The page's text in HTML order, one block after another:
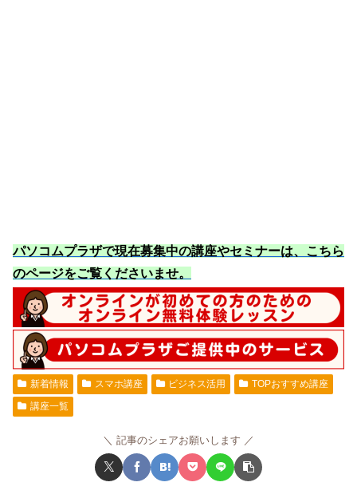
パソコムプラザで現在募集中の講座やセミナーは、こちら
のページをご覧くださいませ。
新着情報 スマホ講座 ビジネス活用
TOPおすすめ講座
講座一覧
記事のシェアお願いします